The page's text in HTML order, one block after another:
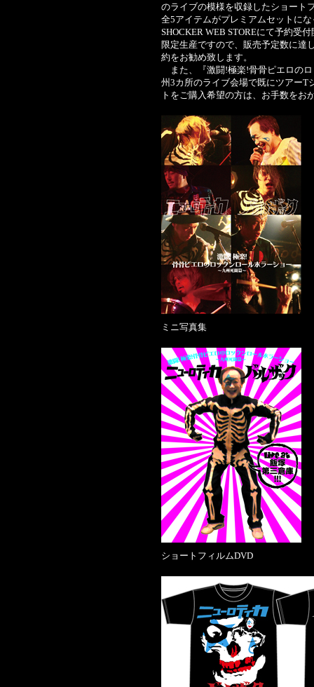
のライブの模様を収録したショート
全5アイテムがプレミアムセットに
SHOCKER WEB STOREにて予約受
限定生産ですので、販売予定数に達
約をお勧め致します。
また、『激闘!極楽!骨骨ピエロの
州3カ所のライブ会場で既にツアーT
トをご購入希望の方は、お手数をお
ミニ写真集
ショートフィルムDVD